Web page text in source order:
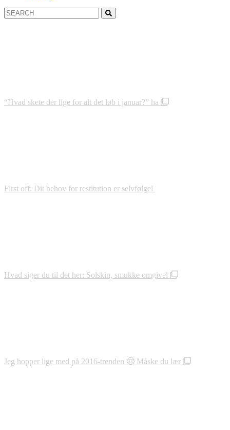
Search
for:
“Hvad skete der lige for alt det løb i januar?” ha
First off: Dit behov for restitution er selvfølgel
Hvad siger du til det her: Solskin, smukke omgivel
Jeg hopper lige med på 2016-trenden 🤠 Måske du lær